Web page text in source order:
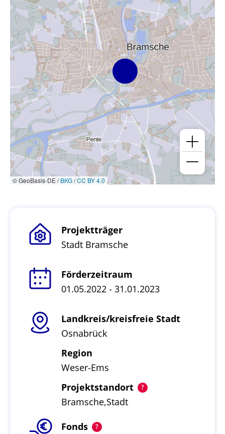
© GeoBasis-DE /BKG/CC BY 4.0
Projektträger
Stadt Bramsche
Förderzeitraum
01.05.2022 - 31.01.2023
Landkreis/kreisfreie Stadt
Osnabrück
Region
Weser-Ems
Projektstandort
Bramsche,Stadt
Fonds